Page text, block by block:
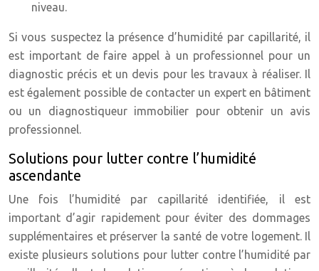
niveau.
Si vous suspectez la présence d’humidité par capillarité, il
est important de faire appel à un professionnel pour un
diagnostic précis et un devis pour les travaux à réaliser. Il
est également possible de contacter un expert en bâtiment
ou un diagnostiqueur immobilier pour obtenir un avis
professionnel.
Solutions pour lutter contre l’humidité
ascendante
Une fois l’humidité par capillarité identifiée, il est
important d’agir rapidement pour éviter des dommages
supplémentaires et préserver la santé de votre logement. Il
existe plusieurs solutions pour lutter contre l’humidité par